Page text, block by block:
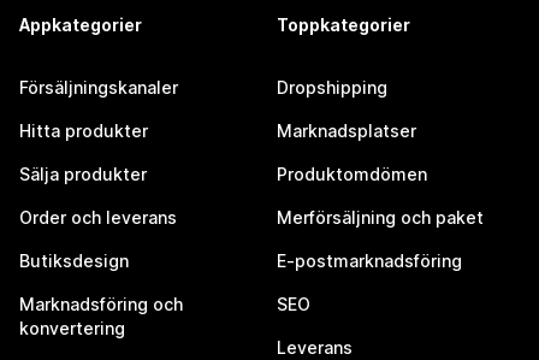
Appkategorier
Försäljningskanaler
Hitta produkter
Sälja produkter
Order och leverans
Butiksdesign
Marknadsföring och
konvertering
Toppkategorier
Dropshipping
Marknadsplatser
Produktomdömen
Merförsäljning och paket
E-postmarknadsföring
SEO
Leverans